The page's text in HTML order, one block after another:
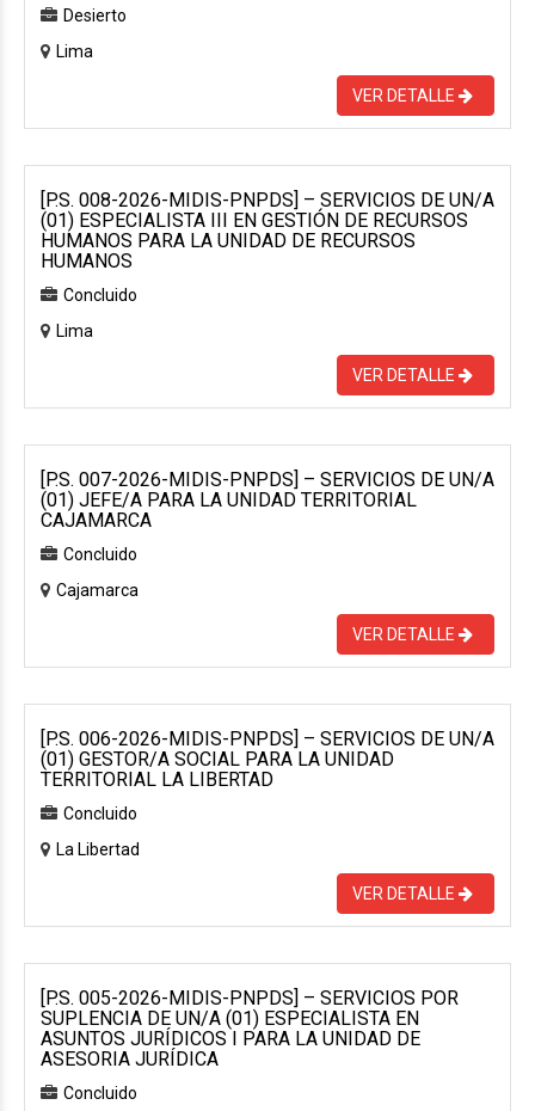
Desierto
Lima
VER DETALLE
[P.S. 008-2026-MIDIS-PNPDS] – SERVICIOS DE UN/A
(01) ESPECIALISTA III EN GESTIÓN DE RECURSOS
HUMANOS PARA LA UNIDAD DE RECURSOS
HUMANOS
Concluido
Lima
VER DETALLE
[P.S. 007-2026-MIDIS-PNPDS] – SERVICIOS DE UN/A
(01) JEFE/A PARA LA UNIDAD TERRITORIAL
CAJAMARCA
Concluido
Cajamarca
VER DETALLE
[P.S. 006-2026-MIDIS-PNPDS] – SERVICIOS DE UN/A
(01) GESTOR/A SOCIAL PARA LA UNIDAD
TERRITORIAL LA LIBERTAD
Concluido
La Libertad
VER DETALLE
[P.S. 005-2026-MIDIS-PNPDS] – SERVICIOS POR
SUPLENCIA DE UN/A (01) ESPECIALISTA EN
ASUNTOS JURÍDICOS I PARA LA UNIDAD DE
ASESORIA JURÍDICA
Concluido